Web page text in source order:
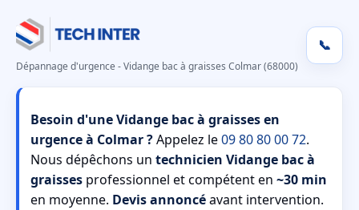
Dépannage d'urgence - Vidange bac à graisses Colmar (68000)
📞
Besoin d'une Vidange bac à graisses en
urgence à Colmar ?Appelez le09 80 80 00 72.
Nous dépêchons un technicien Vidange bac à
graisses professionnel et compétent en ~30 min
en moyenne. Devis annoncéavant intervention.